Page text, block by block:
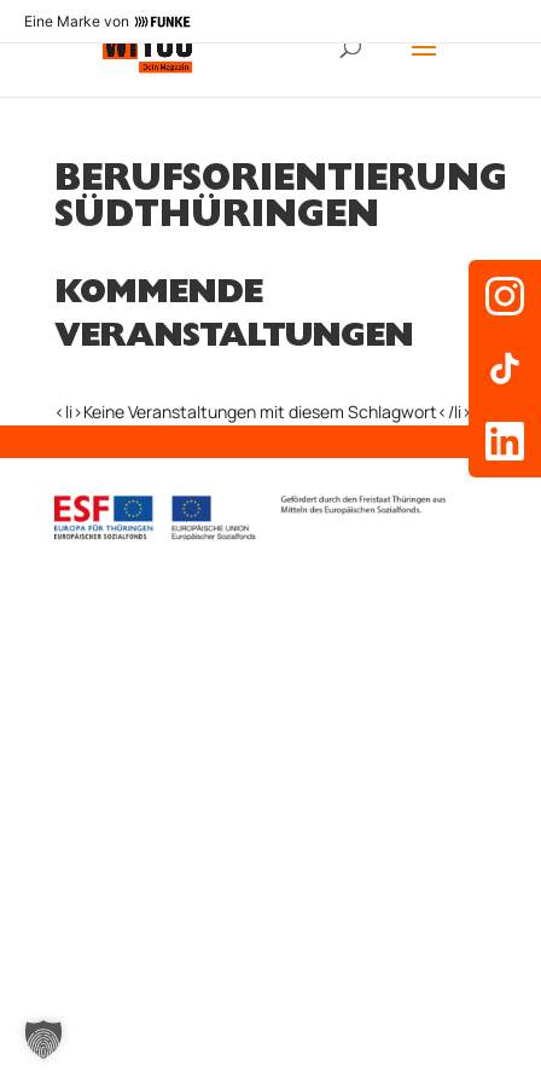
Eine Marke von
BERUFSORIENTIERUNG
SÜDTHÜRINGEN
KOMMENDE
VERANSTALTUNGEN
<li>Keine Veranstaltungen mit diesem Schlagwort</li>